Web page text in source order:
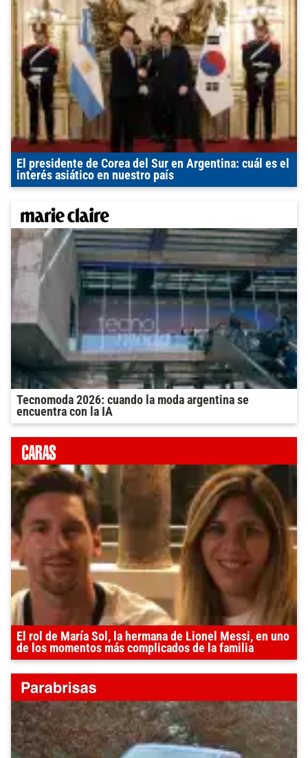
El presidente de Corea del Sur en Argentina: cuál es el
interés asiático en nuestro país
Tecnomoda 2026: cuando la moda argentina se
encuentra con la IA
El rol de María Sol, la hermana de Lionel Messi, en uno
de los momentos más complicados de la familia